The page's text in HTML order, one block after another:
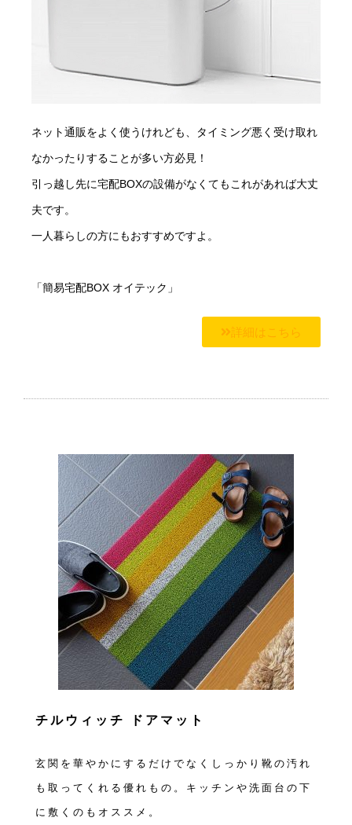
ネット通販をよく使うけれども、タイミング悪く受け取れ
なかったりすることが多い方必見！
引っ越し先に宅配BOXの設備がなくてもこれがあれば大丈
夫です。
一人暮らしの方にもおすすめですよ。
「簡易宅配BOX オイテック」
詳細はこちら
チルウィッチ ドアマット
玄関を華やかにするだけでなくしっかり靴の汚れ
も取ってくれる優れもの。キッチンや洗面台の下
に敷くのもオススメ。